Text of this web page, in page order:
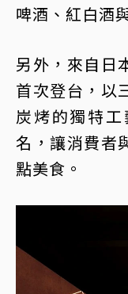
啤酒、紅白酒
另外，來自日
首次登台，以
炭烤的獨特
名，讓消費者
點美食。